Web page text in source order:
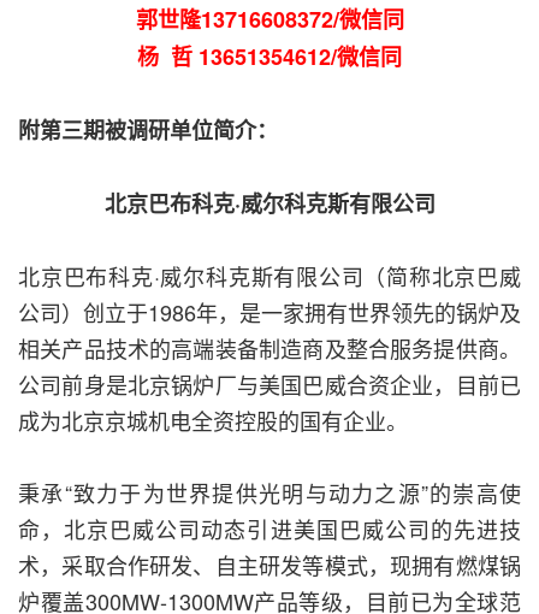
郭世隆13716608372/微信同
杨 哲 13651354612/微信同
附第三期被调研单位简介：
北京巴布科克·威尔科克斯有限公司
北京巴布科克·威尔科克斯有限公司（简称北京巴威
公司）创立于1986年，是一家拥有世界领先的锅炉及
相关产品技术的高端装备制造商及整合服务提供商。
公司前身是北京锅炉厂与美国巴威合资企业，目前已
成为北京京城机电全资控股的国有企业。
秉承“致力于为世界提供光明与动力之源”的崇高使
命，北京巴威公司动态引进美国巴威公司的先进技
术，采取合作研发、自主研发等模式，现拥有燃煤锅
炉覆盖300MW-1300MW产品等级，目前已为全球范